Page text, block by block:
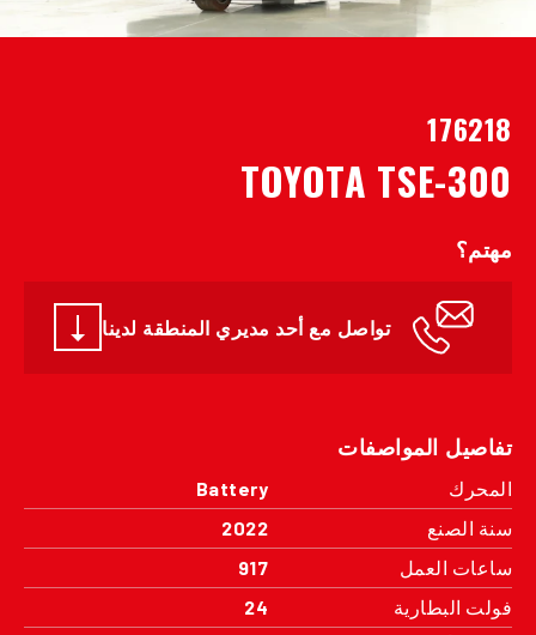
176218
TOYOTA TSE-300
مهتم؟
تواصل مع أحد مديري المنطقة لدينا
تفاصيل المواصفات
المحرك
Battery
سنة الصنع
2022
ساعات العمل
917
فولت البطارية
24